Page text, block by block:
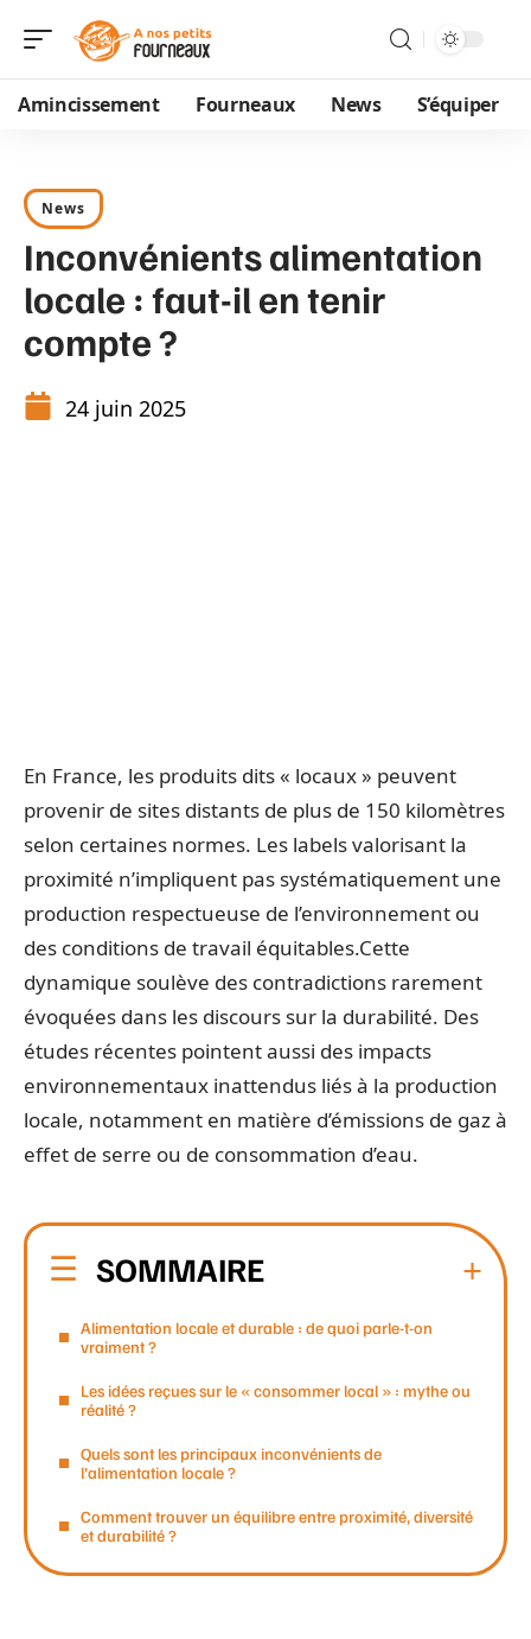
Amincissement Fourneaux News S’équiper
News
Inconvénients alimentation
locale : faut-il en tenir
compte ?
24 juin 2025
En France, les produits dits « locaux » peuvent
provenir de sites distants de plus de 150 kilomètres
selon certaines normes. Les labels valorisant la
proximité n’impliquent pas systématiquement une
production respectueuse de l’environnement ou
des conditions de travail équitables.Cette
dynamique soulève des contradictions rarement
évoquées dans les discours sur la durabilité. Des
études récentes pointent aussi des impacts
environnementaux inattendus liés à la production
locale, notamment en matière d’émissions de gaz à
effet de serre ou de consommation d’eau.
SOMMAIRE
Alimentation locale et durable : de quoi parle-t-on
vraiment ?
Les idées reçues sur le « consommer local » : mythe ou
réalité ?
Quels sont les principaux inconvénients de
l’alimentation locale ?
Comment trouver un équilibre entre proximité, diversité
et durabilité ?